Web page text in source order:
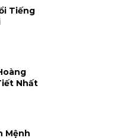
Tiếng
Nhất
Mệnh